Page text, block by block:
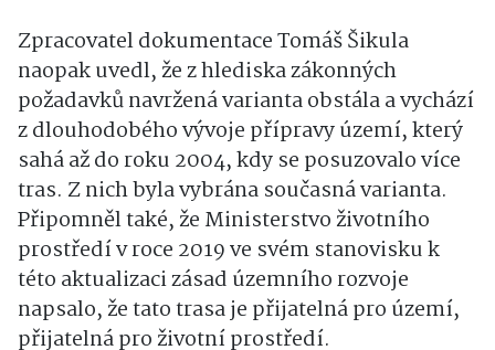
Zpracovatel dokumentace Tomáš Šikula
naopak uvedl, že z hlediska zákonných
požadavků navržená varianta obstála a vychází
z dlouhodobého vývoje přípravy území, který
sahá až do roku 2004, kdy se posuzovalo více
tras. Z nich byla vybrána současná varianta.
Připomněl také, že Ministerstvo životního
prostředí v roce 2019 ve svém stanovisku k
této aktualizaci zásad územního rozvoje
napsalo, že tato trasa je přijatelná pro území,
přijatelná pro životní prostředí.